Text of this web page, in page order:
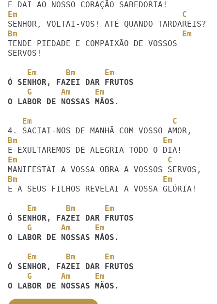
Em                                  C
Bm                                  Em
TENDE PIEDADE E COMPAIXÃO DE VOSSOS
SERVOS!
    Em      Bm      Em
    G      Am     Em
O LABOR DE NOSSAS MÃOS.
   Em                             C
Bm                              Em
Em                               C
Bm                              Em
E A SEUS FILHOS REVELAI A VOSSA GLÓRIA!
    Em      Bm      Em
    G      Am     Em
O LABOR DE NOSSAS MÃOS.
    Em      Bm      Em
    G      Am     Em
O LABOR DE NOSSAS MÃOS.